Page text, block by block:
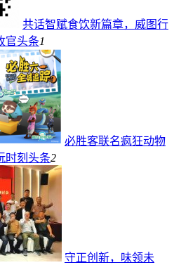
共话智赋食饮新篇章，威图行
官头条1
必胜客联名疯狂动物
时刻 头条2
守正创新，味领未